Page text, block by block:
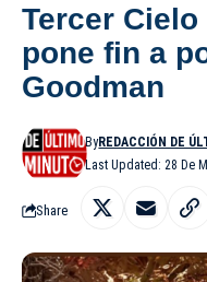
Tercer
pone fin a
Goodman
Last Updated: 28 De
ByREDACCIÓN DE
Share